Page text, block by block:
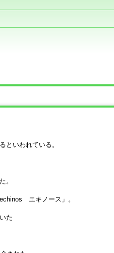
といわれている。
。
エキノース」。
た